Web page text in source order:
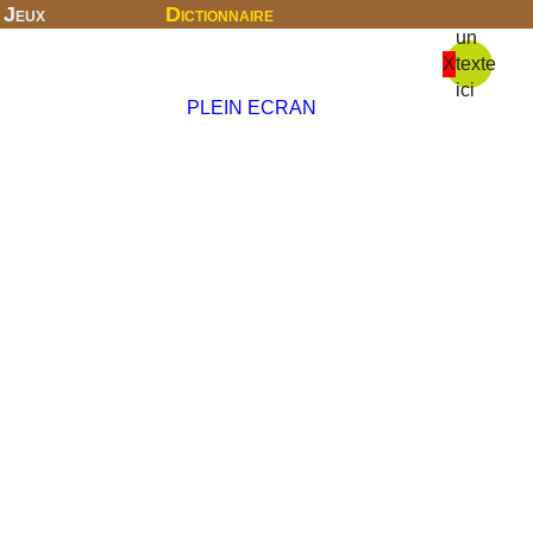
Jeux Dictionnaire
X
un
texte
ici
PLEIN ECRAN